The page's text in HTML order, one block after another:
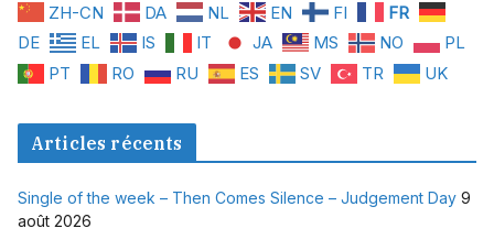
ZH-CN DA NL EN FI
FR
DE
EL IS IT JA MS NO
PL
PT
RO RU ES SV TR UK
Articles récents
Single of the week – Then Comes Silence – Judgement Day 9
août 2026